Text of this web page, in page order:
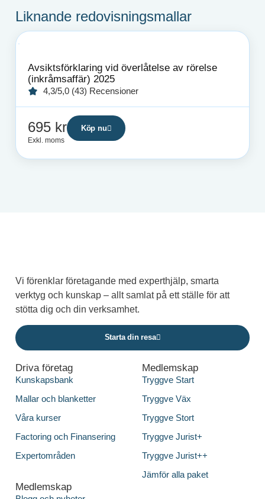
Liknande redovisningsmallar
Avsiktsförklaring vid överlåtelse av rörelse
(inkråmsaffär) 2025
4,3/5,0 (43) Recensioner
695 kr
Exkl. moms
Köp nu
Vi förenklar företagande med experthjälp, smarta
verktyg och kunskap – allt samlat på ett ställe för att
stötta dig och din verksamhet.
Starta din resa
Driva företag
Kunskapsbank
Mallar och blanketter
Våra kurser
Factoring och Finansering
Expertområden
Medlemskap
Tryggve Start
Tryggve Väx
Tryggve Stort
Tryggve Jurist+
Tryggve Jurist++
Jämför alla paket
Medlemskap